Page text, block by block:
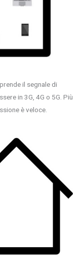
il segnale di
in 3G, 4G o 5G. Più
è veloce.